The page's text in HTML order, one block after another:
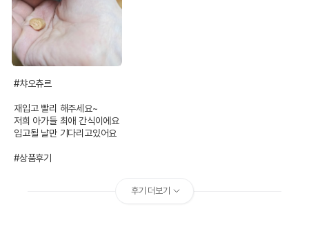
#챠오츄르
재입고 빨리 해주세요~
저희 아가들 최애 간식이에요
입고될 날만 기다리고있어요
#상품후기
후기 더보기